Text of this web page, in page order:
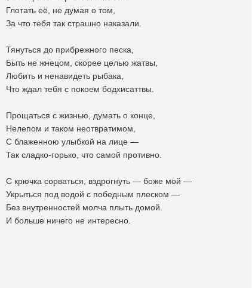
Глотать её, не думая о том,
За что тебя так страшно наказали.
Тянуться до прибрежного песка,
Быть не жнецом, скорее целью жатвы,
Любить и ненавидеть рыбака,
Что ждал тебя с покоем бодхисаттвы.
Прощаться с жизнью, думать о конце,
Нелепом и таком неотвратимом,
С блаженною улыбкой на лице —
Так сладко-горько, что самой противно.
С крючка сорваться, вздрогнуть — боже мой —
Укрыться под водой с победным плеском —
Без внутренностей молча плыть домой.
И больше ничего не интересно.